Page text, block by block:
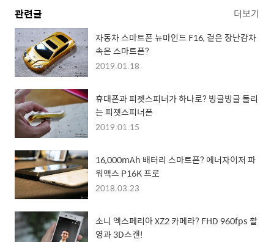
관련글 더보기
자동차 스마트폰 뉴마인드 F16, 겉은 장난감차
속은 스마트폰?
2019.01.18
휴대폰과 피젯스피너가 하나로? 빙글빙글 돌리
는 피젯스피너폰
2019.01.15
16,000mAh 배터리 스마트폰? 에너자이저 파
워맥스 P16K 프로
2018.03.23
소니 엑스페리아 XZ2 카메라? FHD 960fps 촬
영과 3D스캔!